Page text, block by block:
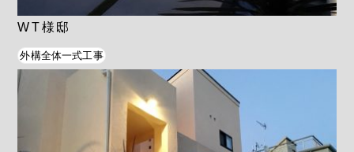
WT様邸
外構全体一式工事